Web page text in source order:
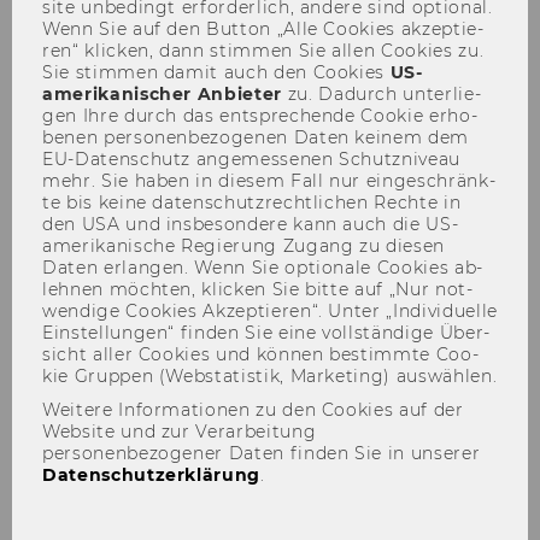
Der Inhalt dieser Seite ist aktuell nur auf
Englisch verfügbar.
site un­be­dingt er­for­der­lich, an­de­re sind op­tio­nal.
Wenn Sie auf den But­ton „Alle Coo­kies ak­zep­tie­
ren“ kli­cken, dann stim­men Sie allen Coo­kies zu.
Sie stim­men damit auch den Coo­kies US-​
amerikanischer An­bie­ter zu. Da­durch un­ter­lie­
gen Ihre durch das ent­spre­chen­de Coo­kie er­ho­
be­nen per­so­nen­be­zo­ge­nen Daten kei­nem dem
EU-​Datenschutz an­ge­mes­se­nen Schutz­ni­veau
mehr. Sie haben in die­sem Fall nur ein­ge­schränk­
te bis keine da­ten­schutz­recht­li­chen Rech­te in
den USA und ins­be­son­de­re kann auch die US-​
amerikanische Re­gie­rung Zu­gang zu die­sen
Daten er­lan­gen. Wenn Sie op­tio­na­le Coo­kies ab­
leh­nen möch­ten, kli­cken Sie bitte auf „Nur not­
wen­di­ge Coo­kies Ak­zep­tie­ren“. Unter „In­di­vi­du­el­le
Ein­stel­lun­gen“ fin­den Sie eine voll­stän­di­ge Über­
sicht aller Coo­kies und kön­nen be­stimm­te Coo­
kie Grup­pen (Web­sta­tis­tik, Mar­ke­ting) aus­wäh­len.
Weitere Informationen zu den Cookies auf der
Website und zur Verarbeitung
personenbezogener Daten finden Sie in unserer
Datenschutzerklärung